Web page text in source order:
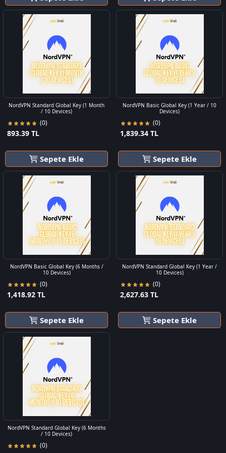
NordVPN Standard Global Key (1 Month
/ 10 Devices)
(0)
893.39 TL
Sepete Ekle
NordVPN Basic Global Key (1 Year / 10
Devices)
(0)
1,839.34 TL
Sepete Ekle
NordVPN Basic Global Key (6 Months /
10 Devices)
(0)
1,418.92 TL
Sepete Ekle
NordVPN Standard Global Key (1 Year /
10 Devices)
(0)
2,627.63 TL
Sepete Ekle
NordVPN Standard Global Key (6 Months
/ 10 Devices)
(0)